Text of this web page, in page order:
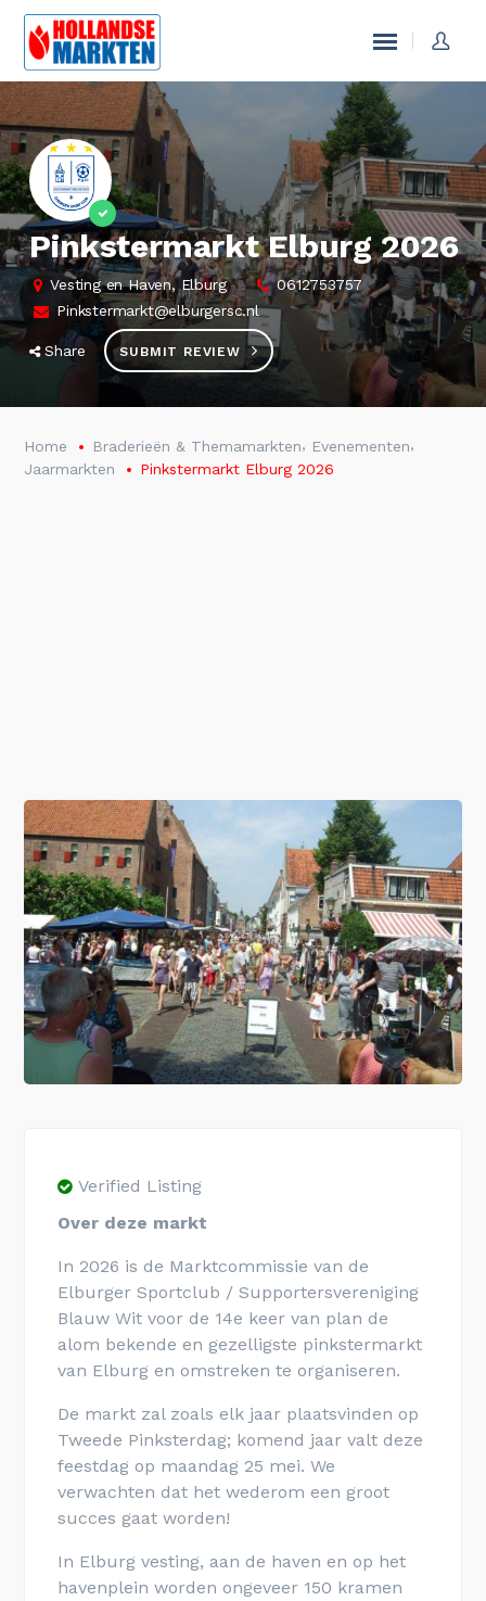
Pinkstermarkt Elburg 2026
Vesting en Haven, Elburg
0612753757
Pinkstermarkt@elburgersc.nl
Share SUBMIT REVIEW
Home Braderieën & Themamarkten, Evenementen,
Jaarmarkten
Pinkstermarkt Elburg 2026
Verified Listing
Over deze markt
In 2026 is de Marktcommissie van de
Elburger Sportclub / Supportersvereniging
Blauw Wit voor de 14e keer van plan de
alom bekende en gezelligste pinkstermarkt
van Elburg en omstreken te organiseren.
De markt zal zoals elk jaar plaatsvinden op
Tweede Pinksterdag; komend jaar valt deze
feestdag op maandag 25 mei. We
verwachten dat het wederom een groot
succes gaat worden!
In Elburg vesting, aan de haven en op het
havenplein worden ongeveer 150 kramen